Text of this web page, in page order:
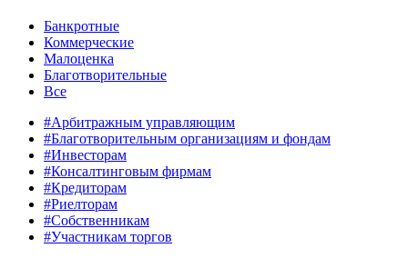
Банкротные
Коммерческие
Малоценка
Благотворительные
Все
#Арбитражным управляющим
#Благотворительным организациям и фондам
#Инвесторам
#Консалтинговым фирмам
#Кредиторам
#Риелторам
#Собственникам
#Участникам торгов